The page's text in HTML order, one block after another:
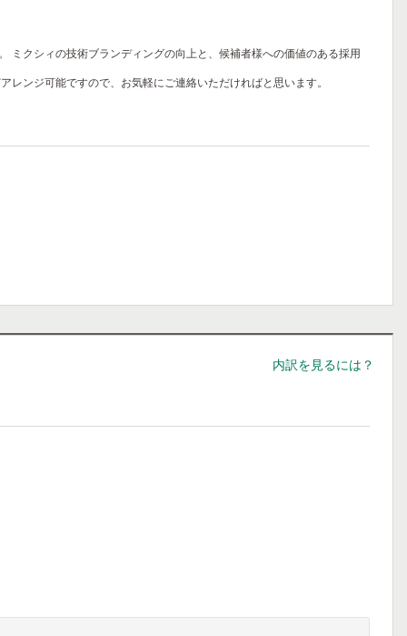
ミクシィの技術ブランディングの向上と、候補者様への価値のある採用
ンジ可能ですので、お気軽にご連絡いただければと思います。
内訳を見るには？